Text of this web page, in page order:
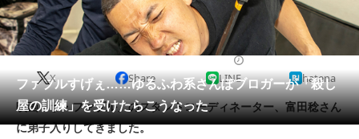
住まい 教育・育児
動物 リサーチ
会員記事
メディア
ファブルすげぇ……ゆるふわ系さんぽブロガーが「殺し
屋の訓練」を受けたらこうなった
X Share LINE hatena
映画「ザ・ファブル」のスタントコーディネーター、富田稔さん
に弟子入りしてきました。